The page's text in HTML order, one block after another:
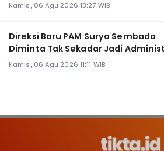
Kamis, 06 Agu 2026 13:27 WIB
Direksi Baru PAM Surya Sembada
Diminta Tak Sekadar Jadi
Kamis, 06 Agu 2026 11:11 WIB